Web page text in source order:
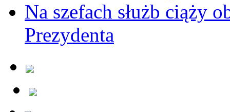
Na szefach służb ciąży
Prezydenta